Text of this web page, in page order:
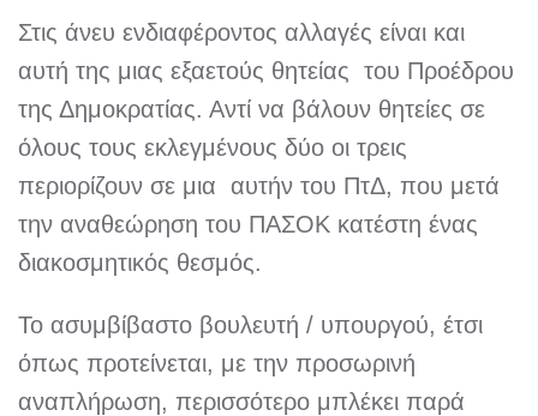
Στις άνευ ενδιαφέροντος αλλαγές είναι και
αυτή της μιας εξαετούς θητείας του Προέδρου
της Δημοκρατίας. Αντί να βάλουν θητείες σε
όλους τους εκλεγμένους δύο οι τρεις
περιορίζουν σε μια αυτήν του ΠτΔ, που μετά
την αναθεώρηση του ΠΑΣΟΚ κατέστη ένας
διακοσμητικός θεσμός.
Το ασυμβίβαστο βουλευτή / υπουργού, έτσι
όπως προτείνεται, με την προσωρινή
αναπλήρωση, περισσότερο μπλέκει παρά